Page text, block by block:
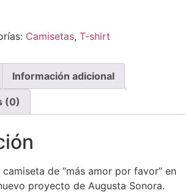
Camisetas, T-shirt
Información adicional
(0)
de “más amor por favor” en
proyecto de Augusta Sonora.